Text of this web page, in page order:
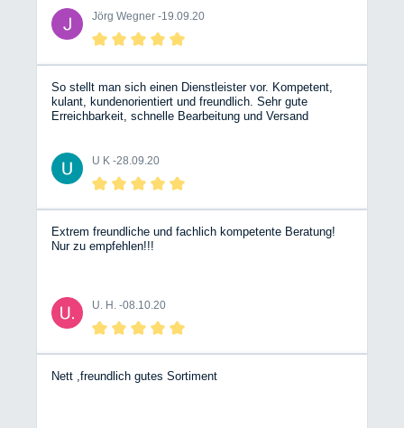
Jörg Wegner -19.09.20
So stellt man sich einen Dienstleister vor. Kompetent,
kulant, kundenorientiert und freundlich. Sehr gute
Erreichbarkeit, schnelle Bearbeitung und Versand
Scheibe von abschneiden. Die sind genau das Gegenteil.
Nochmals dickes Lob dem Team Mit freundlichen Grüßen
Udo Krines
U K -28.09.20
Extrem freundliche und fachlich kompetente Beratung!
Nur zu empfehlen!!!
U. H. -08.10.20
Nett ,freundlich gutes Sortiment